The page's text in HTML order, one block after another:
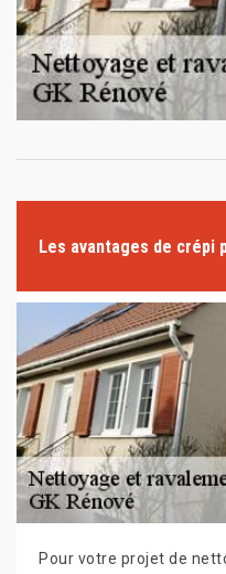
Les avantages de crépi
Pour votre projet de